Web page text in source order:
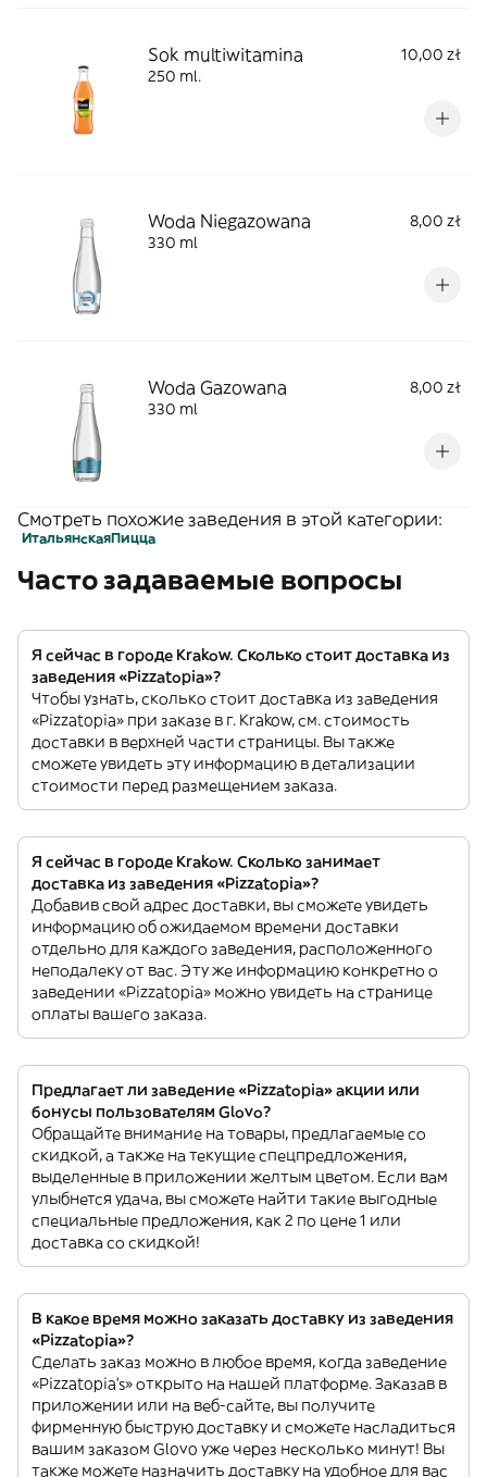
Sok multiwitamina
10,00 zł
250 ml.
Woda Niegazowana
8,00 zł
330 ml
Woda Gazowana
8,00 zł
330 ml
Смотреть похожие заведения в этой категории:
ИтальянскаяПицца
Часто задаваемые вопросы
Я сейчас в городе Krakow. Сколько стоит доставка из
заведения «Pizzatopia»?
Чтобы узнать, сколько стоит доставка из заведения
«Pizzatopia» при заказе в г. Krakow, см. стоимость
доставки в верхней части страницы. Вы также
сможете увидеть эту информацию в детализации
стоимости перед размещением заказа.
Я сейчас в городе Krakow. Сколько занимает
доставка из заведения «Pizzatopia»?
Добавив свой адрес доставки, вы сможете увидеть
информацию об ожидаемом времени доставки
отдельно для каждого заведения, расположенного
неподалеку от вас. Эту же информацию конкретно о
заведении «Pizzatopia» можно увидеть на странице
оплаты вашего заказа.
Предлагает ли заведение «Pizzatopia» акции или
бонусы пользователям Glovo?
Обращайте внимание на товары, предлагаемые со
скидкой, а также на текущие спецпредложения,
выделенные в приложении желтым цветом. Если вам
улыбнется удача, вы сможете найти такие выгодные
специальные предложения, как 2 по цене 1 или
доставка со скидкой!
В какое время можно заказать доставку из заведения
«Pizzatopia»?
Сделать заказ можно в любое время, когда заведение
«Pizzatopia’s» открыто на нашей платформе. Заказав в
приложении или на веб-сайте, вы получите
фирменную быструю доставку и сможете насладиться
вашим заказом Glovo уже через несколько минут! Вы
также можете назначить доставку на удобное для вас